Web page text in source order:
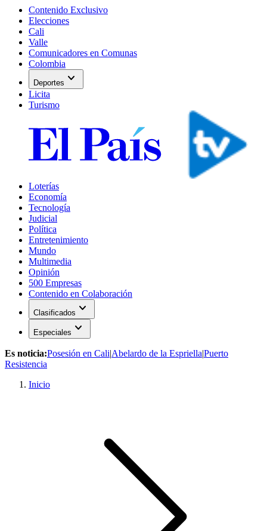
Contenido Exclusivo
Elecciones
Cali
Valle
Comunicadores en Comunas
Colombia
Deportes expand_more
Licita
Turismo
Loterías
Economía
Tecnología
Judicial
Política
Entretenimiento
Mundo
Multimedia
Opinión
500 Empresas
Contenido en Colaboración
Clasificados expand_more
Especiales expand_more
Es noticia:Posesión en Cali|Abelardo de la Espriella|Puerto
Resistencia
Inicio